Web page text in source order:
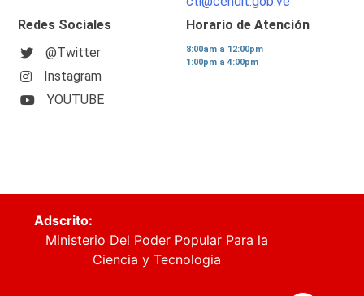
Redes Sociales
@Twitter
Instagram
YOUTUBE
Horario de Atención
8:00am a 12:00pm
1:00pm a 4:00pm
Adscrito:
Ministerio Del Poder Popular Para la
Ciencia y Tecnologia